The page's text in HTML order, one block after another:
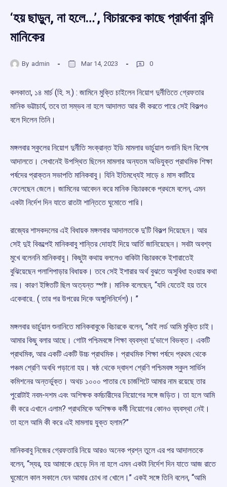
‘হয় ছাড়ুন, না হলে…’, বিচারকের কাছে প্রার্থনা বন্দি
মানিকের
By admin Mar 14, 2023 0
কলকাতা, ১৪ মার্চ (হি. স.) : জামিনে মুক্তি চাইলেন নিয়োগ দুর্নীতিতে গ্রেফতার
মানিক ভট্টাচার্য, তবে তা সম্ভব না হলে আদালত আর কী করতে পারে সেই বিকল্পও
বলে দিলেন তিনি।
মঙ্গলবার স্কুলের নিয়োগ দুর্নীতি সংক্রান্ত ইডি মামলার ভার্চুয়াল শুনানি ছিল বিশেষ
আদালতে। সেখানেই উপস্থিত ছিলেন মামলার অন্যতম অভিযুক্ত প্রাথমিক শিক্ষা
পর্ষদের প্রাক্তন সভাপতি মানিকবাবু। যিনি ইতিমধ্যেই সাড়ে ৪ মাস কাটিয়ে
ফেলেছেন জেলে। জামিনের আবেদন করে মানিক বিচারককে প্রথমে বলেন, এমন
একটা নির্দেশ দিন যাতে রাতটা শান্তিতে ঘুমোতে পারি।
রাজ্যের শাসকদলের এই বিধায়ক মঙ্গলবার আদালতকে দু’টি বিকল্প দিয়েছেন। আর
সেই দুই বিকল্পেই মানিকবাবু শান্তির দোহাই দিয়ে আর্তি জানিয়েছেন। সবটা অবশ্য
মুখে বলেননি মানিকবাবু। কিছুটা কথায় বললেও বাকিটা বিচারককে ইশারাতেই
বুঝিয়েছেন পলাশিপাড়ার বিধায়ক। তবে সেই ইশারার অর্থ বুঝতে অসুবিধা হওয়ার কথা
নয়। কারণ ইঙ্গিতটি ছিল অত্যন্ত স্পষ্ট। মানিক বলেছেন, ‘‘যদি যেতেই হয় তবে
একেবারে.. ( তার পর উপরের দিকে অঙ্গুলিনির্দেশ)। ’’
মঙ্গলবার ভার্চুয়াল শুনানিতে মানিকবাবুকে বিচারকে বলেন, ‘‘মাই লর্ড আমি মুক্তি চাই।
আমার কিছু বলার আছে। গোটা পশ্চিমবঙ্গে শিক্ষা ব্যবস্থা দু’ভাগে বিভক্ত। একটি
প্রাথমিক, আর একটি একটি উচ্চ প্রাথমিক। প্রাথমিক শিক্ষা পর্ষদে প্রথম থেকে
পঞ্চম শ্রেণি অবধি পড়ানো হয়। ষষ্ঠ থেকে দ্বাদশ শ্রেণি পশ্চিমবঙ্গ স্কুল সার্ভিস
কমিশনের অন্তর্ভুক্ত। অথচ ১০০০ পাতার যে চার্জশিটে আমার নাম রয়েছে তার
পুরোটাই নবম-দশম এবং অশিক্ষক কর্মচারীদের নিয়োগের সঙ্গে জড়িত। তা হলে আমি
কী করে এখানে এলাম? প্রাথমিকে অশিক্ষক কর্মী নিয়োগের কোনও ব্যবস্থা নেই।
তা হলে আমি কী করে এই মামলায় যুক্ত হলাম?’’
মানিকবাবু নিজের গ্রেফতারি নিয়ে আরও অনেক প্রশ্ন তুলে এর পর আদালতকে
বলেন, ‘‘স্যর, হয় আমাকে ছেড়ে দিন না হলে এমন একটা নির্দেশ দিন যাতে আজ রাতে
ঘুমোলে কাল সকালে যেন আমার চোখ না খোলে।’’ একই সঙ্গে তিনি বলেন, ‘‘আমি